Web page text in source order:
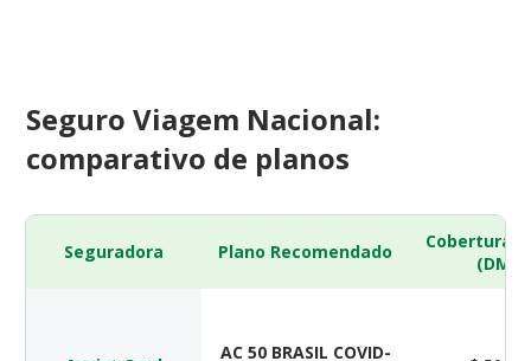
Seguro Viagem Nacional:
comparativo de planos
Seguradora Plano Recomendado
Cobertura
(DMH)
AC 50 BRASIL COVID-